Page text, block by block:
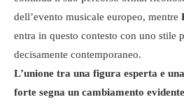
dell’evento musicale europeo, mentre
entra in questo contesto con uno stile
decisamente contemporaneo.
L’unione tra una figura esperta e
forte segna un cambiamento